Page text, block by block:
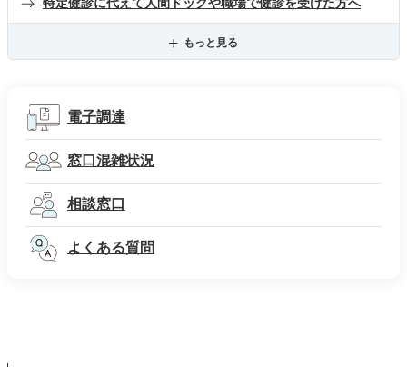
もっと見る
電子調達
窓口混雑状況
相談窓口
よくある質問